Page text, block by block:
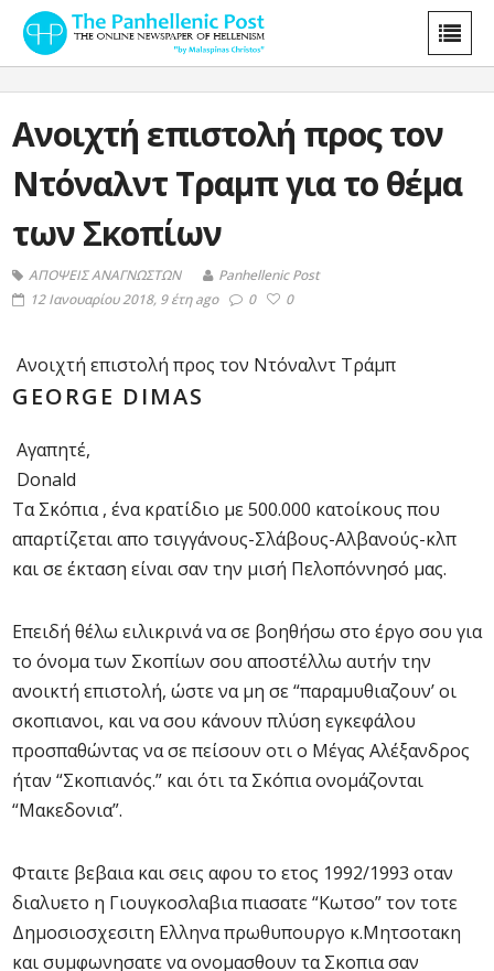
Ανοιχτή επιστολή προς τον
Ντόναλντ Τραμπ για το θέμα
των Σκοπίων
ΑΠΟΨΕΙΣ ΑΝΑΓΝΩΣΤΩΝ
Panhellenic Post
12 Ιανουαρίου 2018, 9 έτη ago
0 0
Ανοιχτή επιστολή προς τον Ντόναλντ Τράμπ
GEORGE DIMAS
Αγαπητέ,
Donald
Τα Σκόπια , ένα κρατίδιο με 500.000 κατοίκους που
απαρτίζεται απο τσιγγάνους-Σλάβους-Αλβανούς-κλπ
και σε έκταση είναι σαν την μισή Πελοπόννησό μας.
Επειδή θέλω ειλικρινά να σε βοηθήσω στο έργο σου για
το όνομα των Σκοπίων σου αποστέλλω αυτήν την
ανοικτή επιστολή, ώστε να μη σε “παραμυθιαζουν’ οι
σκοπιανοι, και να σου κάνουν πλύση εγκεφάλου
προσπαθώντας να σε πείσουν οτι ο Μέγας Αλέξανδρος
ήταν “Σκοπιανός.” και ότι τα Σκόπια ονομάζονται
“Μακεδονια”.
Φταιτε βεβαια και σεις αφου το ετος 1992/1993 οταν
διαλυετο η Γιουγκοσλαβια πιασατε “Κωτσο” τον τοτε
Δημοσιοσχεσιτη Ελληνα πρωθυπουργο κ.Μητσοτακη
και συμφωνησατε να ονομασθουν τα Σκοπια σαν